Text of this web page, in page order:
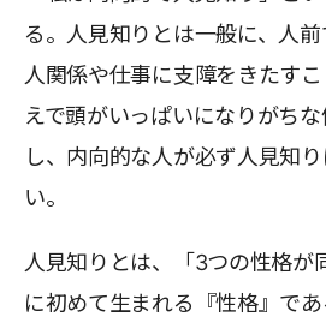
る。人見知りとは一般に、人
人関係や仕事に支障をきたす
えで頭がいっぱいになりがち
し、内向的な人が必ず人見知
い。
人見知りとは、「3つの性格が
に初めて生まれる『性格』で